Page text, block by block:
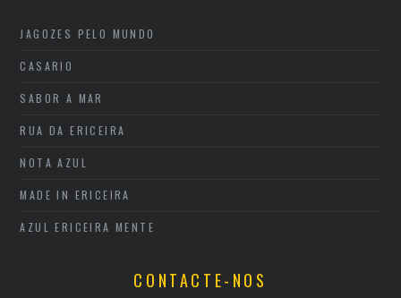
JAGOZES PELO MUNDO
CASARIO
SABOR A MAR
RUA DA ERICEIRA
NOTA AZUL
MADE IN ERICEIRA
AZUL ERICEIRA MENTE
CONTACTE-NOS